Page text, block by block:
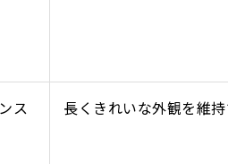
ス
長くきれいな外観を維